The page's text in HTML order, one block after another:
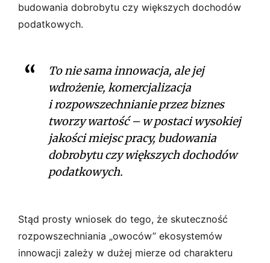
budowania dobrobytu czy większych dochodów
podatkowych.
To nie sama innowacja, ale jej
wdrożenie, komercjalizacja
i rozpowszechnianie przez biznes
tworzy wartość – w postaci wysokiej
jakości miejsc pracy, budowania
dobrobytu czy większych dochodów
podatkowych.
Stąd prosty wniosek do tego, że skuteczność
rozpowszechniania „owoców” ekosystemów
innowacji zależy w dużej mierze od charakteru